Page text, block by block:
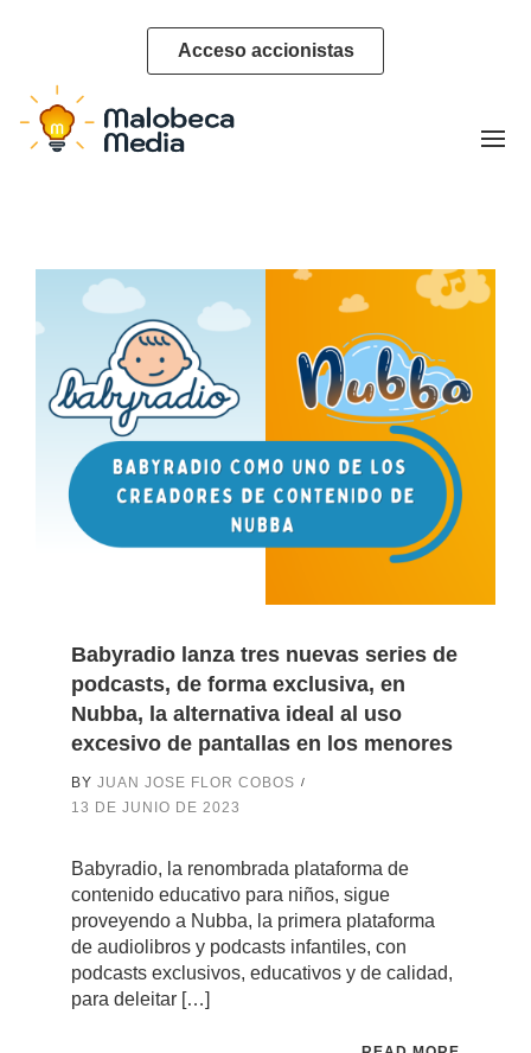
Acceso accionistas
Babyradio lanza tres nuevas series de
podcasts, de forma exclusiva, en
Nubba, la alternativa ideal al uso
excesivo de pantallas en los menores
BY JUAN JOSE FLOR COBOS
13 DE JUNIO DE 2023
Babyradio, la renombrada plataforma de
contenido educativo para niños, sigue
proveyendo a Nubba, la primera plataforma
de audiolibros y podcasts infantiles, con
podcasts exclusivos, educativos y de calidad,
para deleitar […]